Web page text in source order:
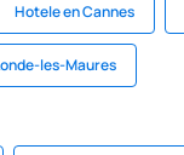
Hotele en Cannes
les-Maures